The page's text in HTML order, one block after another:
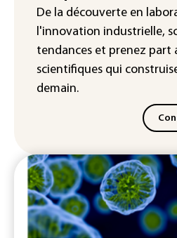
Iris³: Eutelsat investira
d'euros dans la future
européenne
De la découverte en
l'innovation industrielle,
tendances et prenez part
scientifiques qui
demain.